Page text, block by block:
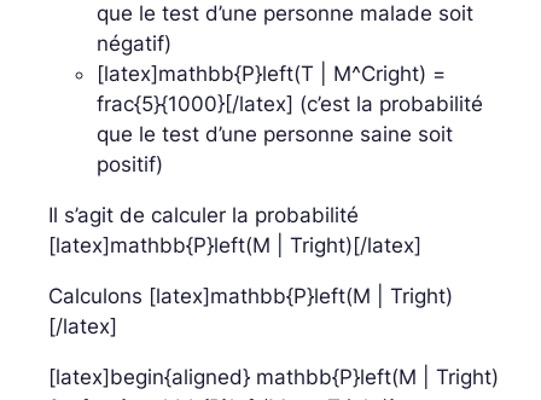
que le test d’une personne malade soit
négatif)
[latex]mathbb{P}left(T | M^Cright) =
frac{5}{1000}[/latex] (c’est la probabilité
que le test d’une personne saine soit
positif)
Il s’agit de calculer la probabilité
[latex]mathbb{P}left(M | Tright)[/latex]
Calculons [latex]mathbb{P}left(M | Tright)
[/latex]
[latex]begin{aligned} mathbb{P}left(M | Tright)